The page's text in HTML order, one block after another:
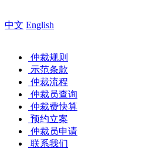
您好，欢迎来到中国
中文 English
仲裁规则
示范条款
仲裁流程
仲裁员查询
仲裁费快算
预约立案
仲裁员申请
联系我们